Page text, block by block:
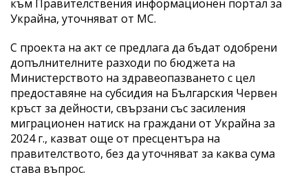
към Правителствения информационен портал за
Украйна, уточняват от МС.
С проекта на акт се предлага да бъдат одобрени
допълнителните разходи по бюджета на
Министерството на здравеопазването с цел
предоставяне на субсидия на Българския Червен
кръст за дейности, свързани със засиления
миграционен натиск на граждани от Украйна за
2024 г., казват още от пресцентъра на
правителството, без да уточняват за каква сума
става въпрос.